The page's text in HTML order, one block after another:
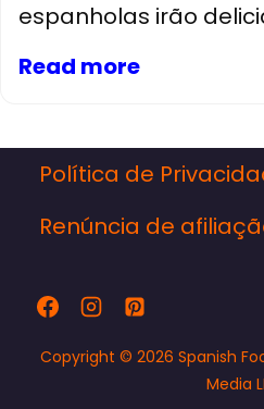
espanholas irão
Read more
Política de
Renúncia de
Copyright © 2026 Spanish
Media